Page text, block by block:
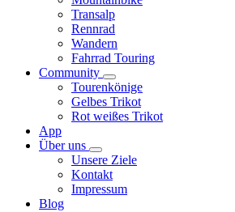
Transalp
Rennrad
Wandern
Fahrrad Touring
Community
Tourenkönige
Gelbes Trikot
Rot weißes Trikot
App
Über uns
Unsere Ziele
Kontakt
Impressum
Blog